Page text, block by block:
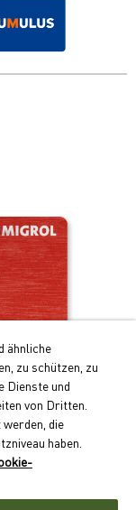
et recharge
mensuelle
en Suisse
ähnliche
zu schützen, zu
Dienste und
von Dritten.
die
haben.